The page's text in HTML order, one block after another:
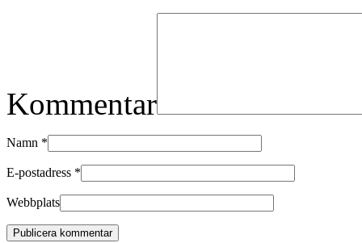
Kommentar
Namn *
E-postadress *
Webbplats